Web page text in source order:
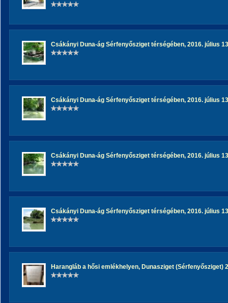
Csákányi Duna-ág Sérfenyősziget térségében, 2016. július
Csákányi Duna-ág Sérfenyősziget térségében, 2016. július
Csákányi Duna-ág Sérfenyősziget térségében, 2016. július
Csákányi Duna-ág Sérfenyősziget térségében, 2016. július
Harangláb a hősi emlékhelyen, Dunasziget (Sérfenyősziget)